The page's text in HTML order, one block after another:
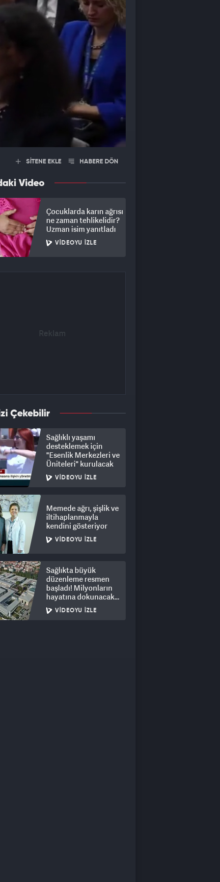
SİTENE EKLE HABERE DÖN
Video
Çocuklarda karın ağrısı
ne zaman tehlikelidir?
Uzman isim yanıtladı
VIDEOYU İZLE
Çekebilir
Sağlıklı yaşamı
desteklemek için
"Esenlik Merkezleri ve
Üniteleri" kurulacak
VIDEOYU İZLE
Memede ağrı, şişlik ve
iltihaplanmayla
kendini gösteriyor
VIDEOYU İZLE
Sağlıkta büyük
düzenleme resmen
başladı! Milyonların
hayatına dokunacak
adım
VIDEOYU İZLE